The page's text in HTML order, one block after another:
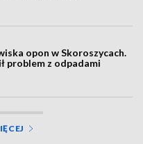
opon w Skoroszycach.
problem z odpadami